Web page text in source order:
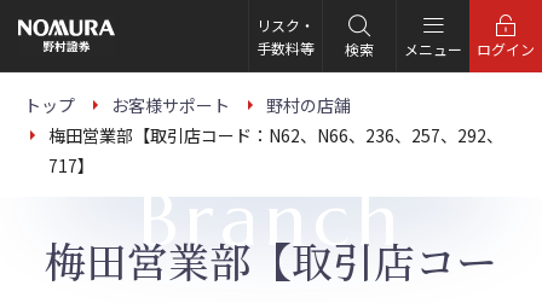
の
ー
リスク・
手数料等
検索 メニュー ログイン
トップ お客様サポート
野村の店舗
梅田営業部【取引店コード：N62、N66、236、257、292、
717】
Branch
梅田営業部【取引店コー